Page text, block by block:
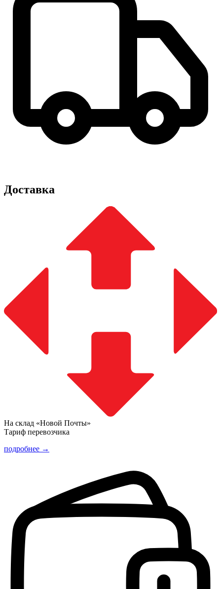
Доставка
На склад «Новой Почты»
Тариф перевозчика
подробнее →